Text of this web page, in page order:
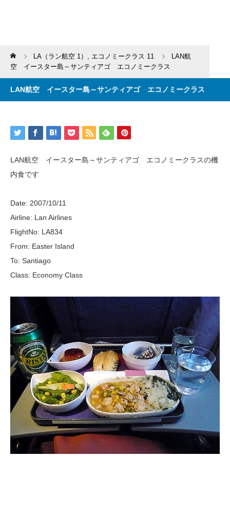
Home LA（ラン航空 1） , エコノミークラス 11
LAN航
空 イースター島～サンティアゴ エコノミークラス
LAN航空 イースター島～サンティアゴ エコノミークラス
LAN航空 イースター島～サンティアゴ エコノミークラスの機
内食です
Date: 2007/10/11
Airline: Lan Airlines
FlightNo: LA834
From: Easter Island
To: Santiago
Class: Economy Class